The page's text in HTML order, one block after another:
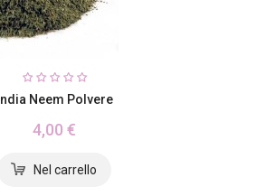
India Neem Polvere
4,00 €